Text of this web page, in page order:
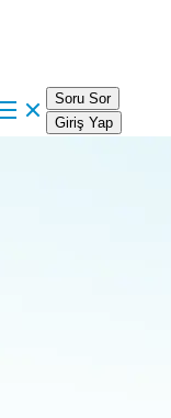
Soru Sor
Giriş Yap